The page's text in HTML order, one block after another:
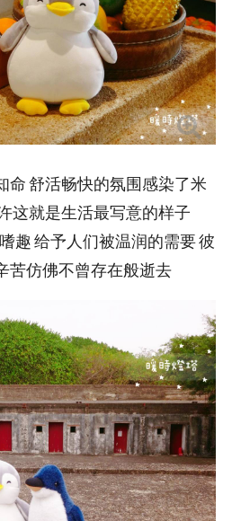
命 舒活畅快的氛围感染了米
这就是生活最写意的样子
趣 给予人们被温润的需要 彼
苦仿佛不曾存在般逝去